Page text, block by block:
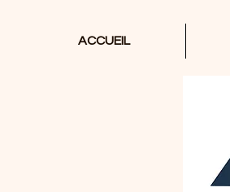
ACCUEIL